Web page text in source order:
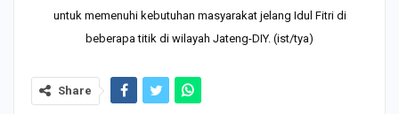
untuk memenuhi kebutuhan masyarakat jelang Idul Fitri di
beberapa titik di wilayah Jateng-DIY. (ist/tya)
Share